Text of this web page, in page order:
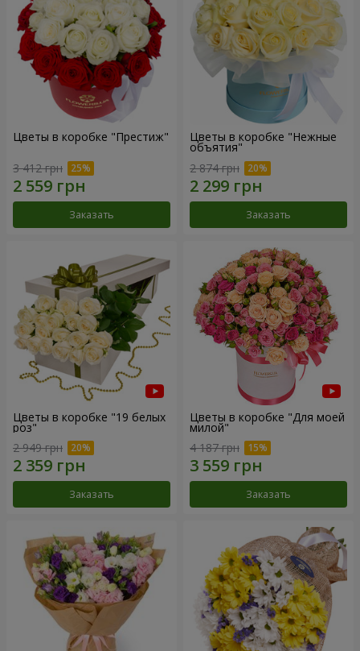
Цветы в коробке "Престиж"
3 412 грн
Заказать
Цветы в коробке "Нежные
объятия"
2 874 грн
Заказать
Цветы в коробке "19 белых
роз"
2 949 грн
Заказать
Цветы в коробке "Для моей
милой"
4 187 грн
Заказать